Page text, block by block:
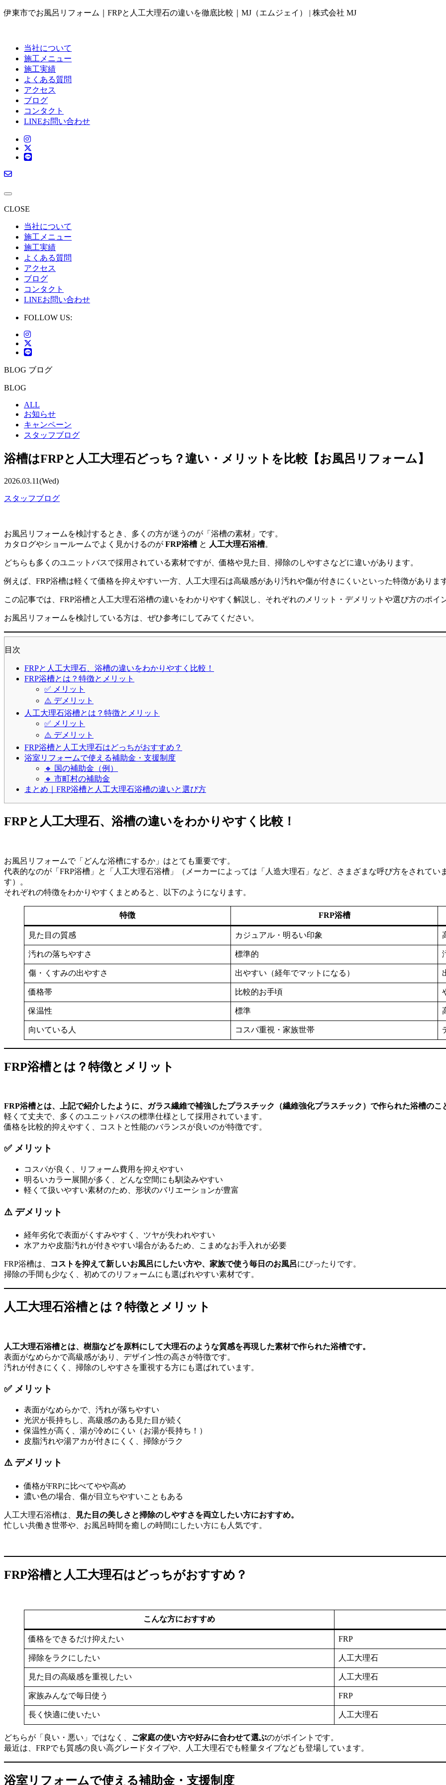
伊東市でお風呂リフォーム｜FRPと人工大理石の違いを徹底比較｜MJ（エムジェイ） | 株式会社 MJ
当社について
施工メニュー
施工実績
よくある質問
アクセス
ブログ
コンタクト
LINEお問い合わせ
CLOSE
当社について
施工メニュー
施工実績
よくある質問
アクセス
ブログ
コンタクト
LINEお問い合わせ
FOLLOW US:
BLOG ブログ
BLOG
ALL
お知らせ
キャンペーン
スタッフブログ
浴槽はFRPと人工大理石どっち？違い・メリットを比較【お風呂リフォーム】
2026.03.11(Wed)
スタッフブログ
お風呂リフォームを検討するとき、多くの方が迷うのが「浴槽の素材」です。
カタログやショールームでよく見かけるのが FRP浴槽 と 人工大理石浴槽。
どちらも多くのユニットバスで採用されている素材ですが、価格や見た目、掃除のしやすさなどに違いがあります。
例えば、FRP浴槽は軽くて価格を抑えやすい一方、人工大理石は高級感があり汚れや傷が付きにくいといった特徴があります
この記事では、FRP浴槽と人工大理石浴槽の違いをわかりやすく解説し、それぞれのメリット・デメリットや選び方のポイ
お風呂リフォームを検討している方は、ぜひ参考にしてみてください。
目次
FRPと人工大理石、浴槽の違いをわかりやすく比較！
FRP浴槽とは？特徴とメリット
✅ メリット
⚠️ デメリット
人工大理石浴槽とは？特徴とメリット
✅ メリット
⚠️ デメリット
FRP浴槽と人工大理石はどっちがおすすめ？
浴室リフォームで使える補助金・支援制度
🔸 国の補助金（例）
🔸 市町村の補助金
まとめ｜FRP浴槽と人工大理石浴槽の違いと選び方
FRPと人工大理石、浴槽の違いをわかりやすく比較！
お風呂リフォームで「どんな浴槽にするか」はとても重要です。
代表的なのが「FRP浴槽」と「人工大理石浴槽」（メーカーによっては「人造大理石」など、さまざまな呼び方をされてい
す）。
それぞれの特徴をわかりやすくまとめると、以下のようになります。
特徴 FRP浴槽
見た目の質感 カジュアル・明るい印象
汚れの落ちやすさ 標準的
傷・くすみの出やすさ 出やすい（経年でマットになる）
価格帯 比較的お手頃
保温性 標準
向いている人 コスパ重視・家族世帯
FRP浴槽とは？特徴とメリット
FRP浴槽とは、上記で紹介したように、ガラス繊維で補強したプラスチック（繊維強化プラスチック）で作られた浴槽のこ
軽くて丈夫で、多くのユニットバスの標準仕様として採用されています。
価格を比較的抑えやすく、コストと性能のバランスが良いのが特徴です。
✅ メリット
コスパが良く、リフォーム費用を抑えやすい
明るいカラー展開が多く、どんな空間にも馴染みやすい
軽くて扱いやすい素材のため、形状のバリエーションが豊富
⚠️ デメリット
経年劣化で表面がくすみやすく、ツヤが失われやすい
水アカや皮脂汚れが付きやすい場合があるため、こまめなお手入れが必要
FRP浴槽は、 コストを抑えて新しいお風呂にしたい方や、家族で使う毎日のお風呂にぴったりです。
掃除の手間も少なく、初めてのリフォームにも選ばれやすい素材です。
人工大理石浴槽とは？特徴とメリット
人工大理石浴槽とは、樹脂などを原料にして大理石のような質感を再現した素材で作られた浴槽です。
表面がなめらかで高級感があり、デザイン性の高さが特徴です。
汚れが付きにくく、掃除のしやすさを重視する方にも選ばれています。
✅ メリット
表面がなめらかで、汚れが落ちやすい
光沢が長持ちし、高級感のある見た目が続く
保温性が高く、湯が冷めにくい（お湯が長持ち！）
皮脂汚れや湯アカが付きにくく、掃除がラク
⚠️ デメリット
価格がFRPに比べてやや高め
濃い色の場合、傷が目立ちやすいこともある
人工大理石浴槽は、
見た目の美しさと掃除のしやすさを両立したい方におすすめ。
忙しい共働き世帯や、お風呂時間を癒しの時間にしたい方にも人気です。
FRP浴槽と人工大理石はどっちがおすすめ？
こんな方におすすめ
価格をできるだけ抑えたい FRP
掃除をラクにしたい 人工大理石
見た目の高級感を重視したい 人工大理石
家族みんなで毎日使う FRP
長く快適に使いたい 人工大理石
どちらが「良い・悪い」ではなく、 ご家庭の使い方や好みに合わせて選ぶのがポイントです。
最近は、FRPでも質感の良い高グレードタイプや、人工大理石でも軽量タイプなども登場しています。
浴室リフォームで使える補助金・支援制度